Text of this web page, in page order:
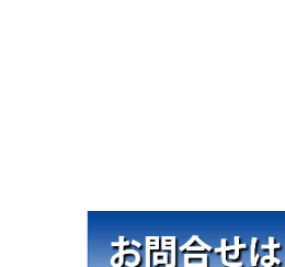
http://www.if-n.co.jp/